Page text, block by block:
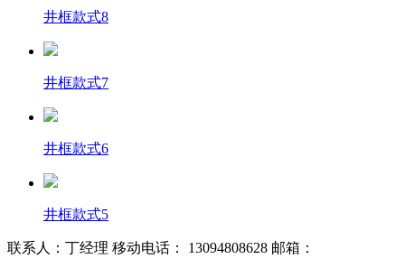
井框款式8
井框款式7
井框款式6
井框款式5
联系人：丁经理 移动电话： 13094808628 邮箱：